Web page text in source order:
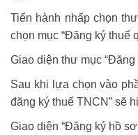
Tiến hành nhấp chọn
chọn mục “Đăng ký thuế
Giao diện thư mục “Đăng
Sau khi lựa chọn vào
đăng ký thuế TNCN” sẽ
Giao diện “Đăng ký hồ